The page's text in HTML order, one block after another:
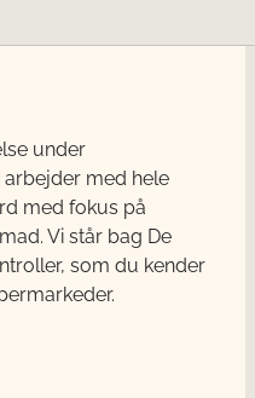
under
arbejder med hele
med fokus på
Vi står bag De
som du kender